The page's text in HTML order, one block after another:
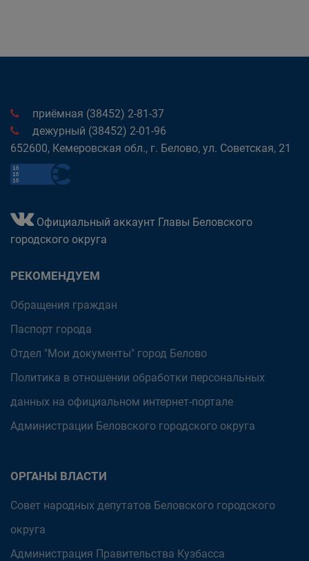
приёмная (38452) 2-81-37
дежурный (38452) 2-01-96
652600, Кемеровская обл., г. Белово, ул. Советская, 21
Официальный аккаунт Главы Беловского
городского округа
РЕКОМЕНДУЕМ
Обращения граждан
Паспорт города
Отдел "Мои документы" город Белово
Политика в отношении обработки персональных
данных на официальном интернет-портале
Администрации Беловского городского округа
ОРГАНЫ ВЛАСТИ
Совет народных депутатов Беловского городского
округа
Администрация Правительства Кузбасса